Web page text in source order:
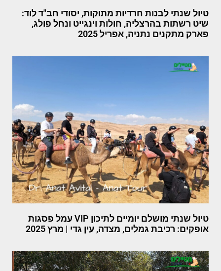
טיול שנתי לבנות חרדיות מתוקות, יסודי חב"ד לוד:
שיט רשתות בהרצליה, חולות וינגייט ונחל פולג,
פארק מתקנים נתניה, אפריל 2025
טיול שנתי מושלם יומיים לתיכון VIP עמל פסגות
אופקים: רכיבת גמלים, מצדה, עין גדי | מרץ 2025